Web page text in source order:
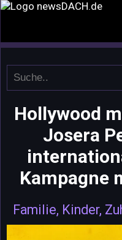
Hollywood
Josera
Kampagne
Familie, Kinder,